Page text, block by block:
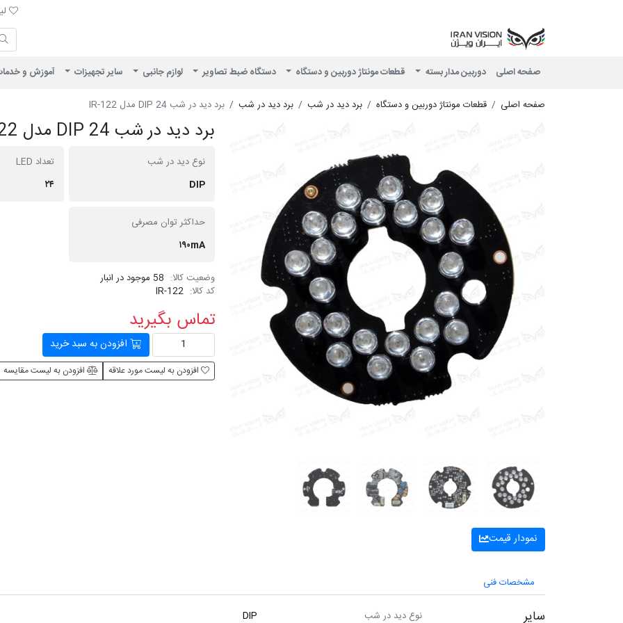
صفحه اصلی دوربین مدار بسته قطعات مونتاژ دوربین و دستگاه دستگاه ضبط تصاویر لوازم جانبی سایر تجهیزات آموزش و
صفحه اصلی قطعات مونتاژ دوربین و دستگاه برد دید در شب برد دید در شب برد دید در شب DIP 24 مدل IR-122
نمودار قیمت
برد دید در شب DIP 24 مدل IR-122
نوع دید در شب
DIP
تعداد LED
۲۴
حداکثر توان مصرفی
۱۹۰mA
وضعیت کالا: 58 موجود در انبار
کد کالا: IR-122
تماس بگیرید
افزودن به سبد خرید
افزودن به لیست مورد علاقه افزودن به لیست مقایسه
مشخصات فنی
سایر نوع دید در شب DIP